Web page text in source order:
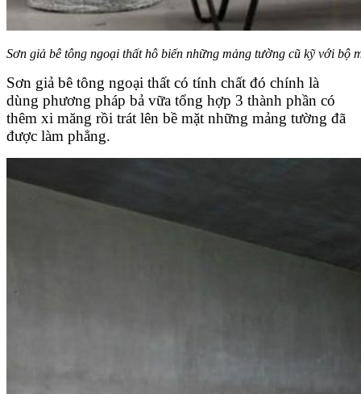
Sơn giả bê tông ngoại thất hô biến những mảng tường cũ kỹ với bộ
Sơn giả bê tông ngoại thất có tính chất đó chính là
dùng phương pháp bả vữa tổng hợp 3 thành phần có
thêm xi măng rồi trát lên bề mặt những mảng tường đã
được làm phẳng.